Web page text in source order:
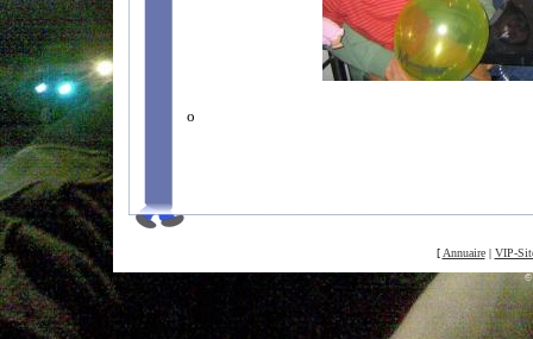
o
[ Annuaire| VIP-
©